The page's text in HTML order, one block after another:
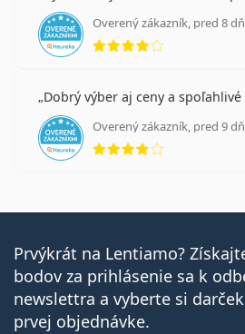
Overený zákazník, pred 8
hodnotenie
Dobrý výber aj ceny a
Overený zákazník, pred 9
hodnotenie
Prvýkrát na Lentiamo?
bodov za prihlásenie sa k
newslettra a vyberte si
prvej objednávke.